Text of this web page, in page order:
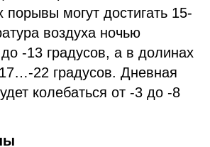
могут достигать 15-
воздуха ночью
-13 градусов, а в долинах
22 градусов. Дневная
колебаться от -3 до -8